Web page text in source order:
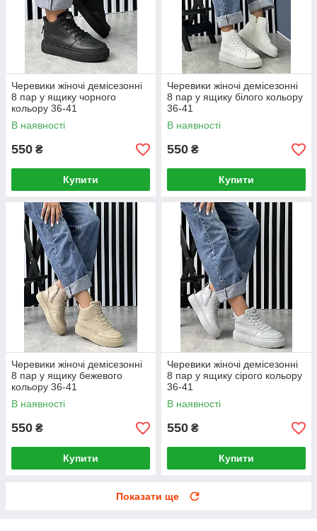
Черевики жіночі демісезонні
8 пар у ящику чорного
кольору 36-41
В наявності
550 ₴
Купити
Черевики жіночі демісезонні
8 пар у ящику білого кольору
36-41
В наявності
550 ₴
Купити
Черевики жіночі демісезонні
8 пар у ящику бежевого
кольору 36-41
В наявності
550 ₴
Купити
Черевики жіночі демісезонні
8 пар у ящику сірого кольору
36-41
В наявності
550 ₴
Купити
Показати ще